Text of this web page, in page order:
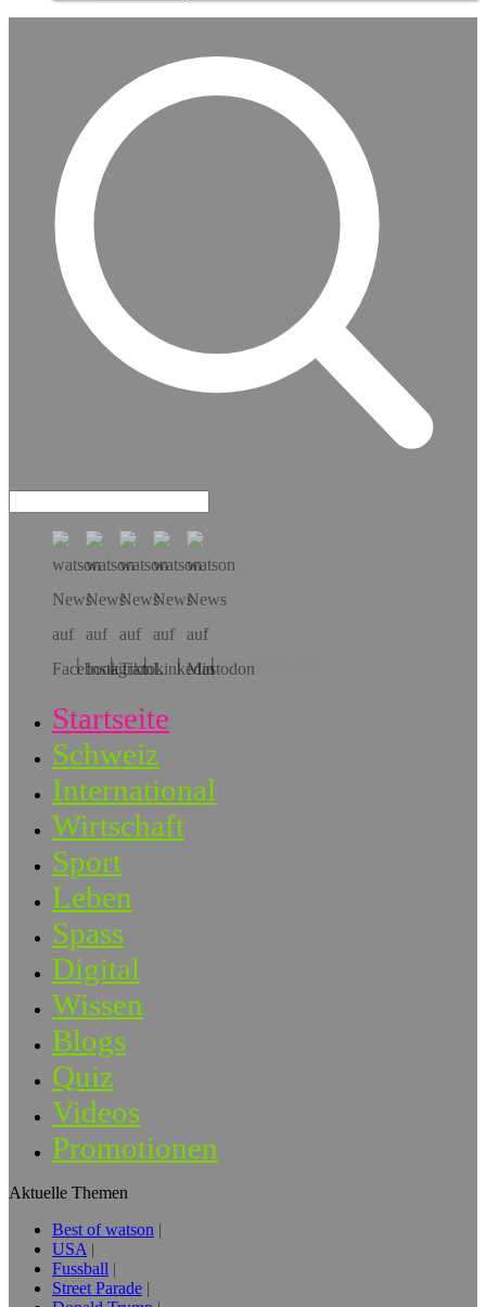
Hol dir die App!
Startseite
Schweiz
International
Wirtschaft
Sport
Leben
Spass
Digital
Wissen
Blogs
Quiz
Videos
Promotionen
Aktuelle Themen
Best of watson
USA
Fussball
Street Parade